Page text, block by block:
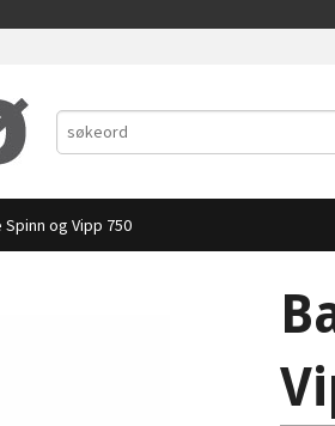
og Vipp 750